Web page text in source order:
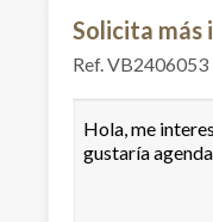
Solicita más
Ref. VB2406053